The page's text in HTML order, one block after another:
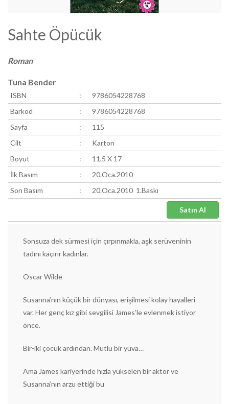
Sahte Öpücük
Roman
Tuna Bender
ISBN :
9786054228768
Barkod
:
9786054228768
Sayfa
:
115
Cilt
:
Karton
Boyut
:
11,5 X 17
İlk Basım
:
20.Oca.2010
Son Basım
: 20.Oca.2010 1.Baskı
Sonsuza dek sürmesi için çırpınmakla, aşk serüveninin
tadını kaçırır kadınlar.
Oscar Wilde
Susanna’nın küçük bir dünyası, erişilmesi kolay hayalleri
var. Her genç kız gibi sevgilisi James’le evlenmek istiyor
önce.
Bir-iki çocuk ardından. Mutlu bir yuva…
Ama James kariyerinde hızla yükselen bir aktör ve
Susanna’nın arzu ettiği bu